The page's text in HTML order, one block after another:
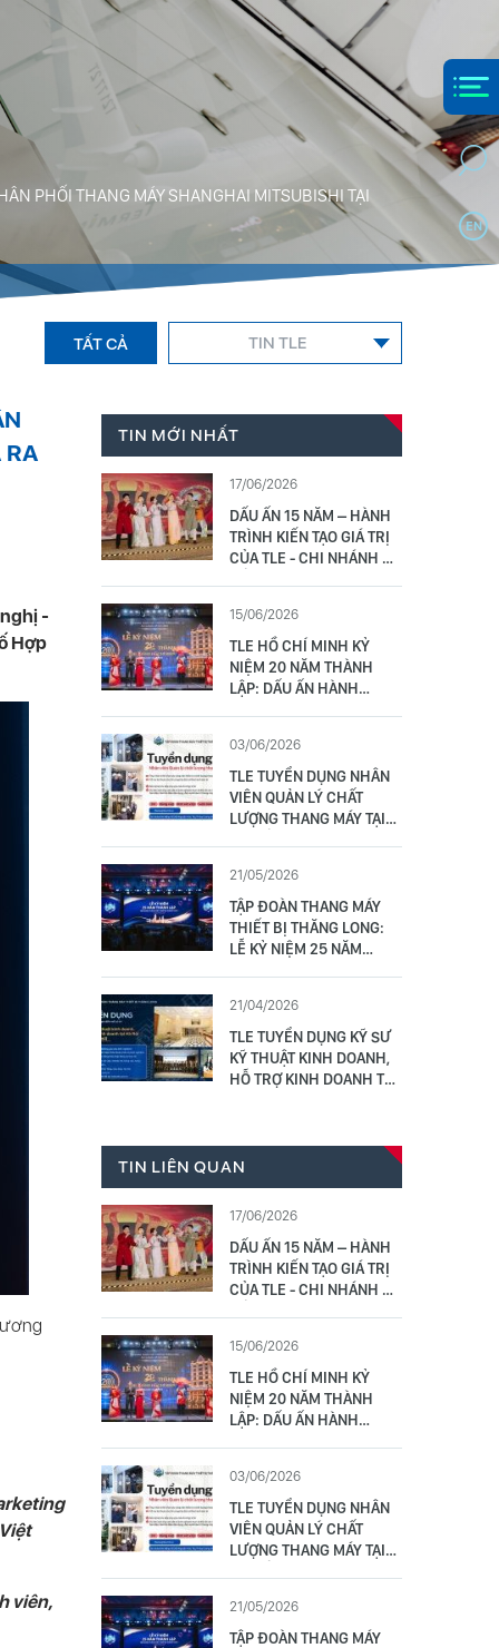
EN
PHỐI THANG MÁY SHANGHAI MITSUBISHI TẠI
TẤT CẢ TIN TLE
RA
-
Hợp
viên,
TIN MỚI NHẤT
17/06/2026
DẤU ẤN 15 NĂM – HÀNH
TRÌNH KIẾN TẠO GIÁ TRỊ
CỦA TLE - CHI NHÁNH ĐÀ
15/06/2026
TLE HỒ CHÍ MINH KỶ
NIỆM 20 NĂM THÀNH
LẬP: DẤU ẤN HÀNH
03/06/2026
TLE TUYỂN DỤNG NHÂN
VIÊN QUẢN LÝ CHẤT
LƯỢNG THANG MÁY TẠI
21/05/2026
TẬP ĐOÀN THANG MÁY
THIẾT BỊ THĂNG LONG:
LỄ KỶ NIỆM 25 NĂM
17/5/2026
21/04/2026
TLE TUYỂN DỤNG KỸ SƯ
KỸ THUẬT KINH DOANH,
HỖ TRỢ KINH DOANH TẠI
TIN LIÊN QUAN
17/06/2026
DẤU ẤN 15 NĂM – HÀNH
TRÌNH KIẾN TẠO GIÁ TRỊ
CỦA TLE - CHI NHÁNH ĐÀ
15/06/2026
TLE HỒ CHÍ MINH KỶ
NIỆM 20 NĂM THÀNH
LẬP: DẤU ẤN HÀNH
03/06/2026
TLE TUYỂN DỤNG NHÂN
VIÊN QUẢN LÝ CHẤT
LƯỢNG THANG MÁY TẠI
21/05/2026
TẬP ĐOÀN THANG MÁY